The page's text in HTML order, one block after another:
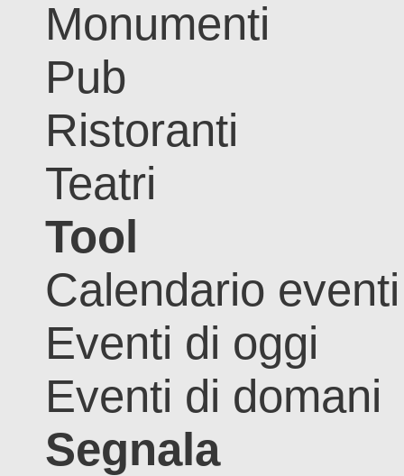
Monumenti
Pub
Ristoranti
Teatri
Tool
Calendario eventi
Eventi di oggi
Eventi di domani
Segnala